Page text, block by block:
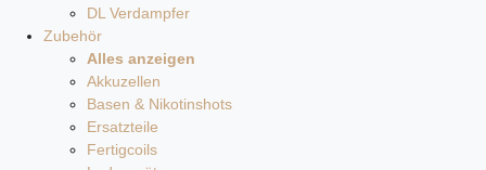
DL Verdampfer
Zubehör
Alles anzeigen
Akkuzellen
Basen & Nikotinshots
Ersatzteile
Fertigcoils